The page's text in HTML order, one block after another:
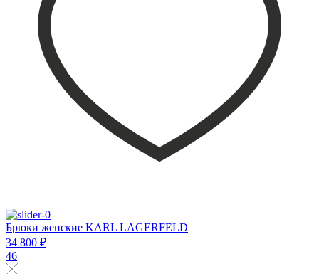
Брюки женские KARL LAGERFELD
34 800 ₽
46